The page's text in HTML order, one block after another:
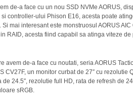
de-a face cu un nou SSD NVMe AORUS,
controller-ului Phison E16, acesta poate
Si mai interesant este monstruosul AORUS
RAID, acesta fiind capabil sa atinga viteze
avem de-a face cu noutati, seria AORUS
CV27F, un monitor curbat de 27″ cu rezolutie
24.5″, rezolutie full HD, rata de refresh de
sRGB.